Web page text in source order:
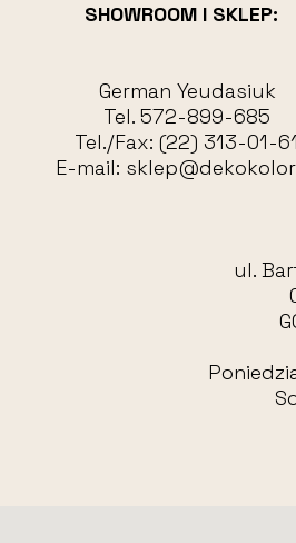
SHOWROOM I SKLEP:
German Yeudasiuk
Tel. 572-899-685
Tel./Fax: (22) 313-01-61
E-mail:
ul.